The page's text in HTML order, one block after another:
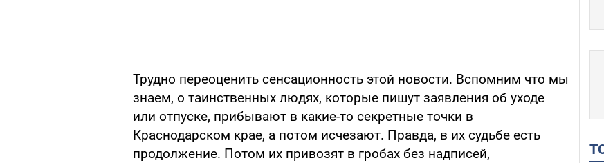
Трудно переоценить сенсационность этой новости. Вспомним что мы
знаем, о таинственных людях, которые пишут заявления об уходе
или отпуске, прибывают в какие-то секретные точки в
Краснодарском крае, а потом исчезают. Правда, в их судьбе есть
продолжение. Потом их привозят в гробах без надписей,